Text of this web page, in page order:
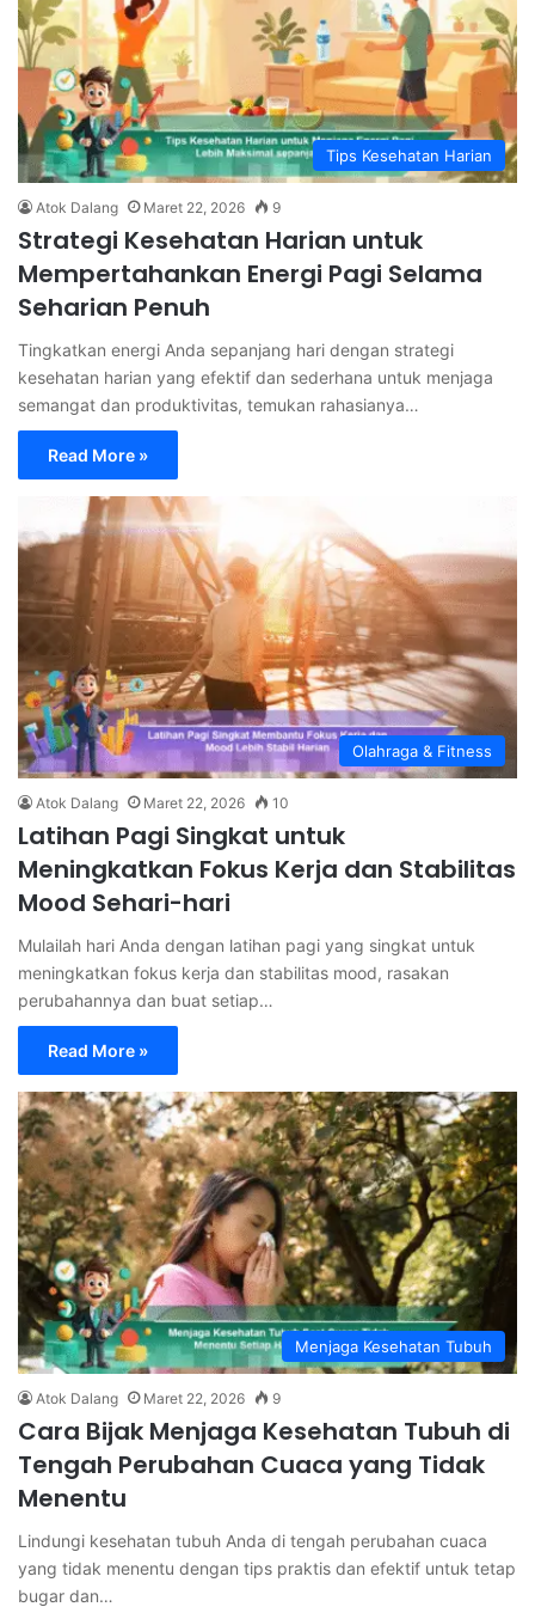
Tips Kesehatan Harian
Atok Dalang Maret 22, 2026 9
Strategi Kesehatan Harian untuk
Mempertahankan Energi Pagi Selama
Seharian Penuh
Tingkatkan energi Anda sepanjang hari dengan strategi
kesehatan harian yang efektif dan sederhana untuk menjaga
semangat dan produktivitas, temukan rahasianya…
Read More »
Olahraga & Fitness
Atok Dalang Maret 22, 2026 10
Latihan Pagi Singkat untuk
Meningkatkan Fokus Kerja dan Stabilitas
Mood Sehari-hari
Mulailah hari Anda dengan latihan pagi yang singkat untuk
meningkatkan fokus kerja dan stabilitas mood, rasakan
perubahannya dan buat setiap…
Read More »
Menjaga Kesehatan Tubuh
Atok Dalang Maret 22, 2026 9
Cara Bijak Menjaga Kesehatan Tubuh di
Tengah Perubahan Cuaca yang Tidak
Menentu
Lindungi kesehatan tubuh Anda di tengah perubahan cuaca
yang tidak menentu dengan tips praktis dan efektif untuk tetap
bugar dan…